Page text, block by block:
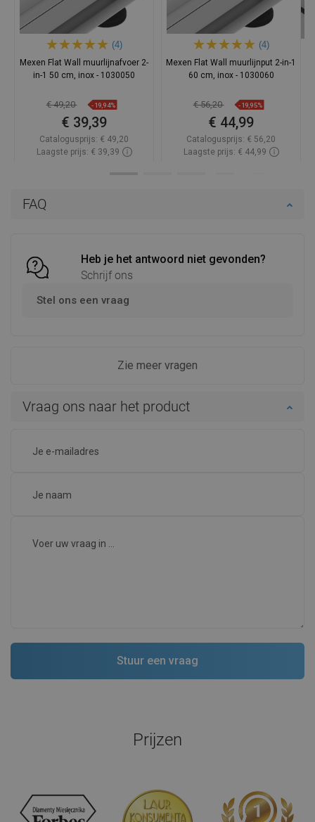
FAQ
Heb je het antwoord niet gevonden?
Schrijf ons
Stel ons een vraag
Zie meer vragen
Vraag ons naar het product
(4)
Mexen Flat Wall muurlijnafvoer 2-
in-1 50 cm, inox - 1030050
€ 49,20 -19,94%
€ 39,39
Catalogusprijs: € 49,20
Laagste prijs: € 39,39
(4)
Mexen Flat Wall muurlijnput 2-in-1
60 cm, inox - 1030060
€ 56,20 -19,95%
€ 44,99
Catalogusprijs: € 56,20
Laagste prijs: € 44,99
Prijzen